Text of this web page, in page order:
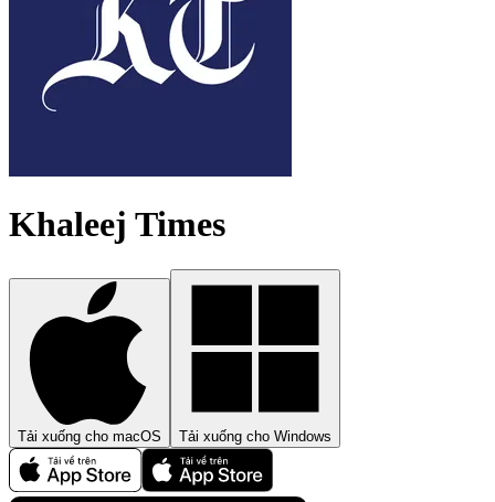
Khaleej Times
Tải xuống cho macOS Tải xuống cho Windows